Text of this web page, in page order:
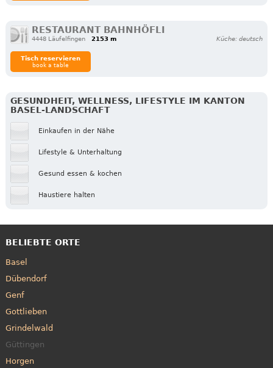
RESTAURANT BAHNHÖFLI
4448 Läufelfingen 2153 m Küche: deutsch
Tisch reservieren
book a table
GESUNDHEIT, WELLNESS, LIFESTYLE IM KANTON
BASEL-LANDSCHAFT
Einkaufen in der Nähe
Lifestyle & Unterhaltung
Gesund essen & kochen
Haustiere halten
BELIEBTE ORTE
Basel
Dübendorf
Genf
Gottlieben
Grindelwald
Güttingen
Horgen